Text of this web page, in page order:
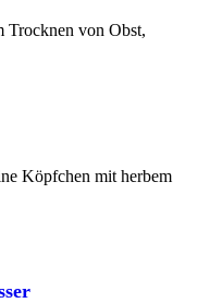
Trocknen von Obst,
Köpfchen mit herbem